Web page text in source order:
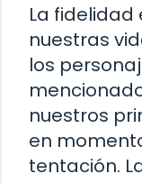
La
nuestras
los
nuestros
en
tentación.